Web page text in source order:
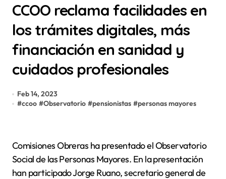
CCOO reclama facilidades en
los trámites digitales, más
financiación en sanidad y
cuidados profesionales
Feb 14, 2023
#ccoo #Observatorio #pensionistas #personas mayores
Comisiones Obreras ha presentado el Observatorio
Social de las Personas Mayores. En la presentación
han participado Jorge Ruano, secretario general de